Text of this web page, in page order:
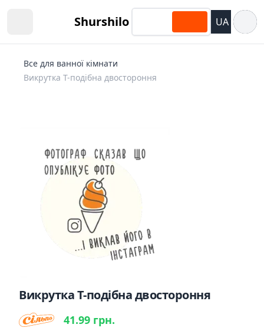
Shurshilo UA
Все для ванної кімнати
Викрутка Т-подібна двостороння
Викрутка Т-подібна двостороння
41.99 грн.